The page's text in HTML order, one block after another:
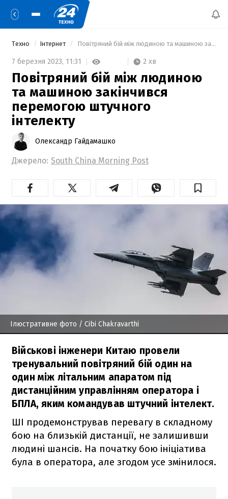
Техно Інтернет Повітряний бій між людиною та машиною закінчився перемогою штучного інтелекту
7 березня 2023, 11:31 2 хв
Повітряний бій між людиною
та машиною закінчився
перемогою штучного
інтелекту
Олександр Гайдамашко
Джерело: South China Morning Post
Ілюстративне фото / Cibi Chakravarthi
Військові інженери Китаю провели
тренувальний повітряний бій один на
один між літальним апаратом під
дистанційним управлінням оператора і
БПЛА, яким командував штучний інтелект.
ШІ продемонстрував перевагу в складному
бою на близькій дистанції, не залишивши
людині шансів. На початку бою ініціатива
була в оператора, але згодом усе змінилося.